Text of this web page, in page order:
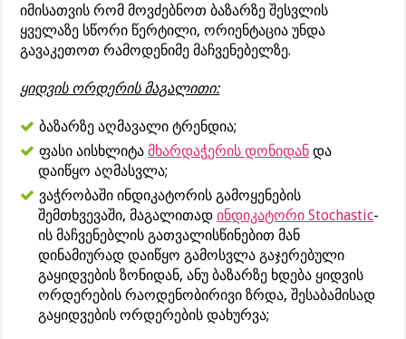
იმისათვის რომ მოვძებნოთ ბაზარზე შესვლის
ყველაზე სწორი წერტილი, ორიენტაცია უნდა
გავაკეთოთ რამოდენიმე მაჩვენებელზე.
ყიდვის ორდერის მაგალითი:
ბაზარზე აღმავალი ტრენდია;
ფასი აისხლიტამხარდაჭერის დონიდან და
დაიწყო აღმასვლა;
ვაჭრობაში ინდიკატორის გამოყენების
შემთხვევაში, მაგალითადინდიკატორი Stochastic-
ის მაჩვენებლის გათვალისწინებით მან
დინამიურად დაიწყო გამოსვლა გაჯერებული
გაყიდვების ზონიდან, ანუ ბაზარზე ხდება ყიდვის
ორდერების რაოდენობირივი ზრდა, შესაბამისად
გაყიდვების ორდერების დახურვა;